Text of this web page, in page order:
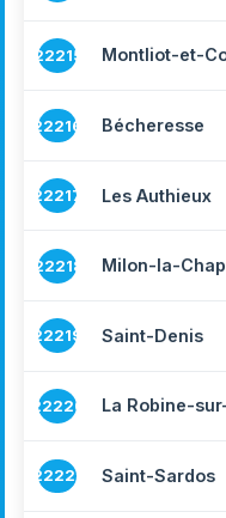
22215 Montliot-et-
22216 Bécheresse
22217 Les Authieux
22218 Milon-la-
22219 Saint-Denis
22220 La Robine-
22221 Saint-Sardos